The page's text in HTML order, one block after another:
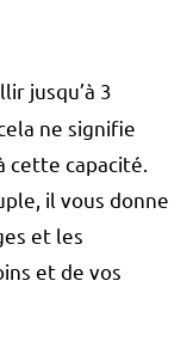
jusqu’à 3
ne signifie
cette capacité.
il vous donne
et les
et de vos